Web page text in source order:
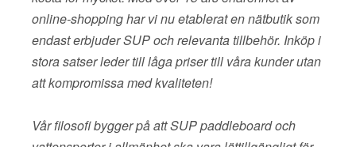
online-shopping har vi nu etablerat en nätbutik som
endast erbjuder SUP och relevanta tillbehör. Inköp i
stora satser leder till låga priser till våra kunder utan
att kompromissa med kvaliteten!
Vår filosofi bygger på att SUP paddleboard och